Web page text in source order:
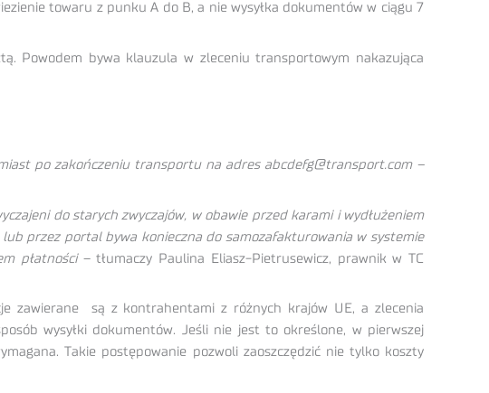
towaru z punku A do B, a nie wysyłka dokumentów w ciągu 7
Powodem bywa klauzula w zleceniu transportowym nakazująca
po zakończeniu transportu na adres abcdefg@transport.com –
do starych zwyczajów, w obawie przed karami i wydłużeniem
przez portal bywa konieczna do samozafakturowania w systemie
płatności– tłumaczy Paulina Eliasz-Pietrusewicz, prawnik w TC
zawierane są z kontrahentami z różnych krajów UE, a zlecenia
wysyłki dokumentów. Jeśli nie jest to określone, w pierwszej
Takie postępowanie pozwoli zaoszczędzić nie tylko koszty